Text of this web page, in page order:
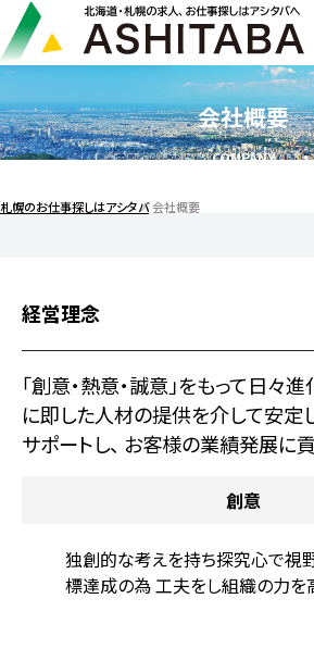
会社概要
COMPANY
札幌のお仕事探しはアシタバ会社概要
経営理念
「創意・熱意・誠意」をもって日々進
に即した人材の提供を介して安定
サポートし、 お客様の業績発展に貢
創意
独創的な考えを持ち探究心で視
標達成の為工夫をし組織の力を